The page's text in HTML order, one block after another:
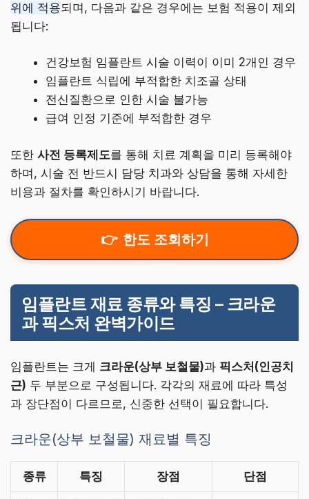
위에 적용되며, 다음과 같은 경우에는 보험 적용이 제외
됩니다:
건강보험 임플란트 시술 이력이 이미 2개인 경우
임플란트 식립에 부적합한 치조골 상태
전신질환으로 인한 시술 불가능
급여 인정 기준에 부적합한 경우
또한 사전 등록제도를 통해 치료 계획을 미리 등록해야
하며, 시술 전 반드시 담당 치과와 상담을 통해 자세한
비용과 절차를 확인하시기 바랍니다.
한도 조회하기
임플란트 재료 종류와 특징 – 크라운
과 픽스처 완벽가이드
임플란트는 크게 크라운(상부 보철물)과 픽스처(인공치
근) 두 부분으로 구성됩니다. 각각의 재료에 따라 특성
과 장단점이 다르므로, 신중한 선택이 필요합니다.
크라운(상부 보철물) 재료별 특징
종류 특징 장점 단점